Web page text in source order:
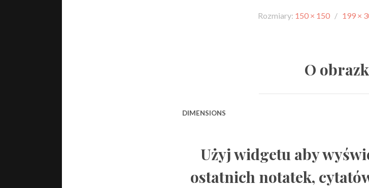
Rozmiary: 150 × 150 / 199 ×
O
DIMENSIONS
Użyj widgetu aby
ostatnich notatek,